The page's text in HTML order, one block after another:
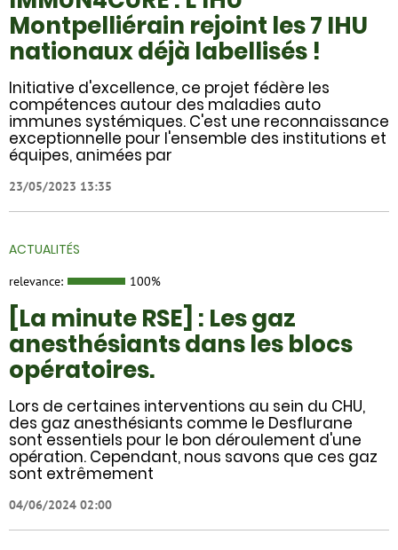
Montpelliérain rejoint les 7 IHU
nationaux déjà labellisés !
Initiative d'excellence, ce projet fédère les
compétences autour des maladies auto
immunes systémiques. C'est une reconnaissance
exceptionnelle pour l'ensemble des institutions et
équipes, animées par
23/05/2023 13:35
ACTUALITÉS
relevance: 100%
[La minute RSE] : Les gaz
anesthésiants dans les blocs
opératoires.
​​Lors de certaines interventions au sein du CHU,
des gaz anesthésiants comme le Desflurane
sont essentiels pour le bon déroulement d'une
opération. Cependant, nous savons que ces gaz
sont extrêmement
04/06/2024 02:00